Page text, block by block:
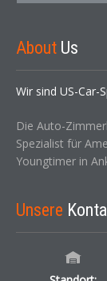
About Us
Wir sind US-Car-
Die Auto-
Spezialist für
Youngtimer in
Unsere